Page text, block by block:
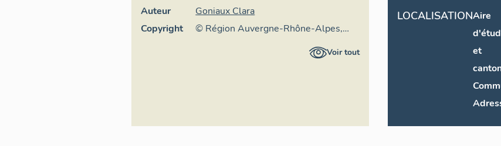
Auteur
Goniaux Clara
Copyright
© Région Auvergne-Rhône-Alpes,
Inventaire général du patrimoineVoir tout
LOCALISATIONAire
et